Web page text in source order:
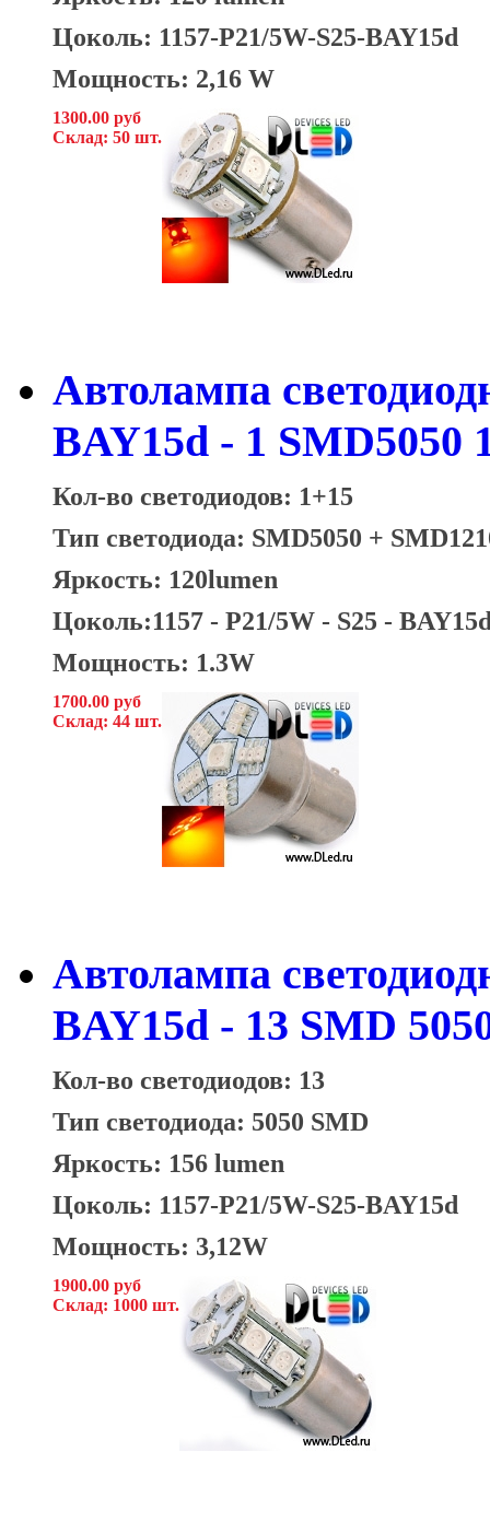
Цоколь: 1157-P21/5W-S25-BAY15d
Мощность: 2,16 W
1300.00 руб
Склад: 50 шт.
Автолампа
BAY15d - 1 SMD5050
Кол-во светодиодов: 1+15
Тип светодиода: SMD5050 +
Яркость: 120lumen
Цоколь:1157 - P21/5W - S25 -
Мощность: 1.3W
1700.00 руб
Склад: 44 шт.
Автолампа
BAY15d - 13 SMD
Кол-во светодиодов: 13
Тип светодиода: 5050 SMD
Яркость: 156 lumen
Цоколь: 1157-P21/5W-S25-BAY15d
Мощность: 3,12W
1900.00 руб
Склад: 1000 шт.